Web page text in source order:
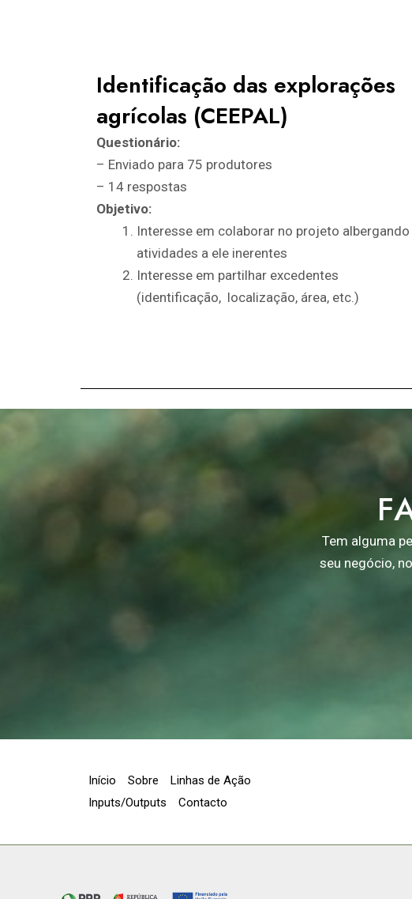
Identificação das explorações
agrícolas (CEEPAL)
Questionário:
– Enviado para 75 produtores
– 14 respostas
Objetivo:
Interesse em colaborar no projeto albergando
atividades a ele inerentes
Interesse em partilhar excedentes
(identificação, localização, área, etc.)
Tem alguma
seu negócio,
Início Sobre
Linhas de Ação
Inputs/Outputs
Contacto